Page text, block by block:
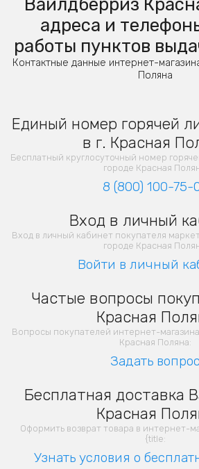
адреса и
работы пунктов
Контактные данные интернет-
Поляна
Единый номер горячей
в г. Красная
Бесплатный круглосуточный номер
городе Красная
8 (800) 100-75-
Вход в личный
Вход в личный кабинет покупателя
городе Красная
Войти в личный
Частые вопросы
Красная
Вопросы покупателей интернет-
Красная Поляна:
Задать вопрос
Бесплатная доставка
Красная
Оформить возврат товара в интернет-
{title:
Узнать условия о